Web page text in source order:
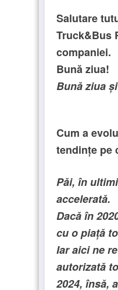
Salutare
Truck&Bus
companiei.
Bună ziua!
Bună ziua
Cum a
tendințe pe
Păi, în
accelerată.
Dacă în
cu o piață
Iar aici ne
autorizată
2024, însă,